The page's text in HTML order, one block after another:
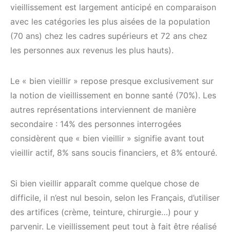
vieillissement est largement anticipé en comparaison
avec les catégories les plus aisées de la population
(70 ans) chez les cadres supérieurs et 72 ans chez
les personnes aux revenus les plus hauts).
Le « bien vieillir » repose presque exclusivement sur
la notion de vieillissement en bonne santé (70%). Les
autres représentations interviennent de manière
secondaire : 14% des personnes interrogées
considèrent que « bien vieillir » signifie avant tout
vieillir actif, 8% sans soucis financiers, et 8% entouré.
Si bien vieillir apparaît comme quelque chose de
difficile, il n’est nul besoin, selon les Français, d’utiliser
des artifices (crème, teinture, chirurgie…) pour y
parvenir. Le vieillissement peut tout à fait être réalisé